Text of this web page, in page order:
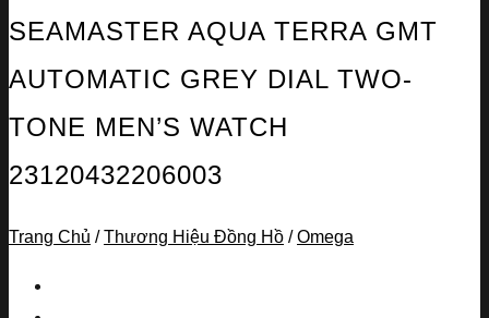
SEAMASTER AQUA TERRA GMT
AUTOMATIC GREY DIAL TWO-
TONE MEN’S WATCH
23120432206003
Trang Chủ / Thương Hiệu Đồng Hồ / Omega